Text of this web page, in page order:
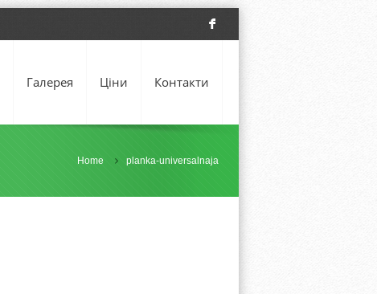
F
Галерея Ціни Контакти
Home planka-universalnaja